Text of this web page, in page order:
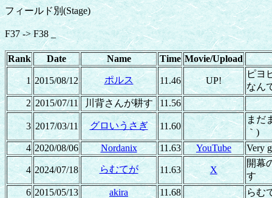
フィールド別(Stage)
F37 -> F38 _
Rank Date Name Time Movie/Upload
1 2015/08/12 ポルス 11.46 UP!
ピヨ
なん
2 2015/07/11 川背さんが耕す 11.56
3 2017/03/11 グロいうさぎ 11.60
まだ
｀)
4 2020/08/06 Nordanix 11.63 YouTube Very
4 2024/07/18 らむてが 11.63 X
開幕
す
6 2015/05/13 akira 11.68
らむ